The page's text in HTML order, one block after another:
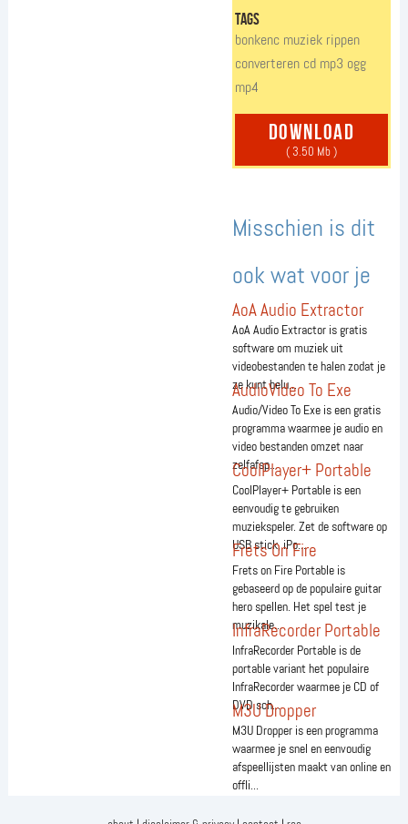
tags
bonkenc muziek rippen
converteren cd mp3 ogg
mp4
download
( 3.50 Mb )
Misschien is dit
ook wat voor je
AoA Audio Extractor
AoA Audio Extractor is gratis
software om muziek uit
videobestanden te halen zodat je
ze kunt belu...
AudioVideo To Exe
Audio/Video To Exe is een gratis
programma waarmee je audio en
video bestanden omzet naar
zelfafsp...
CoolPlayer+ Portable
CoolPlayer+ Portable is een
eenvoudig te gebruiken
muziekspeler. Zet de software op
USB stick, iPo...
Frets On Fire
Frets on Fire Portable is
gebaseerd op de populaire guitar
hero spellen. Het spel test je
muzikale...
InfraRecorder Portable
InfraRecorder Portable is de
portable variant het populaire
InfraRecorder waarmee je CD of
DVD sch...
M3U Dropper
M3U Dropper is een programma
waarmee je snel en eenvoudig
afspeellijsten maakt van online en
offli...